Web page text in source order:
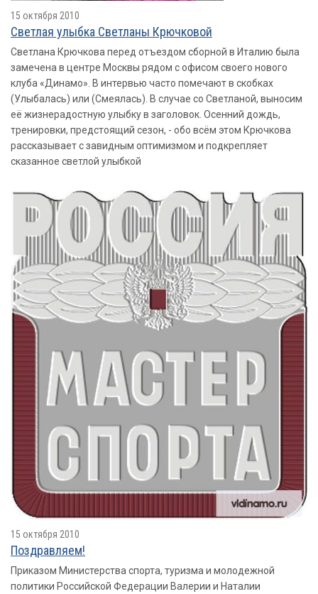
15 октября 2010
Светлая улыбка Светланы Крючковой
Светлана Крючкова перед отъездом сборной в Италию была
замечена в центре Москвы рядом с офисом своего нового
клуба «Динамо». В интервью часто помечают в скобках
(Улыбалась) или (Смеялась). В случае со Светланой, выносим
её жизнерадостную улыбку в заголовок. Осенний дождь,
тренировки, предстоящий сезон, - обо всём этом Крючкова
рассказывает с завидным оптимизмом и подкрепляет
сказанное светлой улыбкой
15 октября 2010
Поздравляем!
Приказом Министерства спорта, туризма и молодежной
политики Российской Федерации Валерии и Наталии